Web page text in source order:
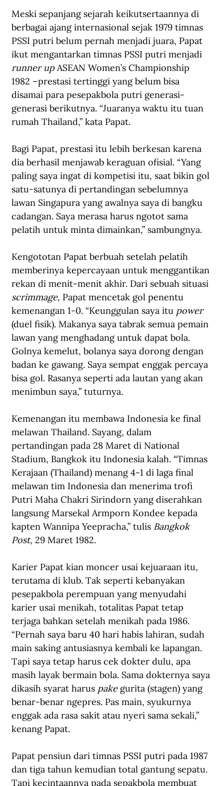
Meski sepanjang sejarah keikutsertaannya di
berbagai ajang internasional sejak 1979 timnas
PSSI putri belum pernah menjadi juara, Papat
ikut mengantarkan timnas PSSI putri menjadi
runner up ASEAN Women’s Championship
1982 –prestasi tertinggi yang belum bisa
disamai para pesepakbola putri generasi-
generasi berikutnya. “Juaranya waktu itu tuan
rumah Thailand,” kata Papat.
Bagi Papat, prestasi itu lebih berkesan karena
dia berhasil menjawab keraguan ofisial. “Yang
paling saya ingat di kompetisi itu, saat bikin gol
satu-satunya di pertandingan sebelumnya
lawan Singapura yang awalnya saya di bangku
cadangan. Saya merasa harus ngotot sama
pelatih untuk minta dimainkan,” sambungnya.
Kengototan Papat berbuah setelah pelatih
memberinya kepercayaan untuk menggantikan
rekan di menit-menit akhir. Dari sebuah situasi
scrimmage, Papat mencetak gol penentu
kemenangan 1-0. “Keunggulan saya itu power
(duel fisik). Makanya saya tabrak semua pemain
lawan yang menghadang untuk dapat bola.
Golnya kemelut, bolanya saya dorong dengan
badan ke gawang. Saya sempat enggak percaya
bisa gol. Rasanya seperti ada lautan yang akan
menimbun saya,” tuturnya.
Kemenangan itu membawa Indonesia ke final
melawan Thailand. Sayang, dalam
pertandingan pada 28 Maret di National
Stadium, Bangkok itu Indonesia kalah. “Timnas
Kerajaan (Thailand) menang 4-1 di laga final
melawan tim Indonesia dan menerima trofi
Putri Maha Chakri Sirindorn yang diserahkan
langsung Marsekal Armporn Kondee kepada
kapten Wannipa Yeepracha,” tulis Bangkok
Post, 29 Maret 1982.
Karier Papat kian moncer usai kejuaraan itu,
terutama di klub. Tak seperti kebanyakan
pesepakbola perempuan yang menyudahi
karier usai menikah, totalitas Papat tetap
terjaga bahkan setelah menikah pada 1986.
“Pernah saya baru 40 hari habis lahiran, sudah
main saking antusiasnya kembali ke lapangan.
Tapi saya tetap harus cek dokter dulu, apa
masih layak bermain bola. Sama dokternya saya
dikasih syarat harus pake gurita (stagen) yang
benar-benar ngepres. Pas main, syukurnya
enggak ada rasa sakit atau nyeri sama sekali,”
kenang Papat.
Papat pensiun dari timnas PSSI putri pada 1987
dan tiga tahun kemudian total gantung sepatu.
Tapi kecintaannya pada sepakbola membuat